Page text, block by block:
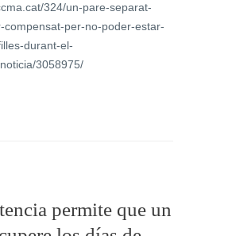
324/un-pare-separat-
compensat-per-no-poder-estar-
durant-el-
3058975/
permite que un